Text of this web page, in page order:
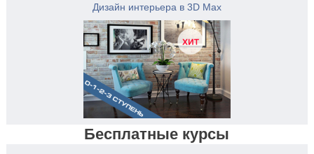
Дизайн интерьера в 3D Max
Бесплатные курсы